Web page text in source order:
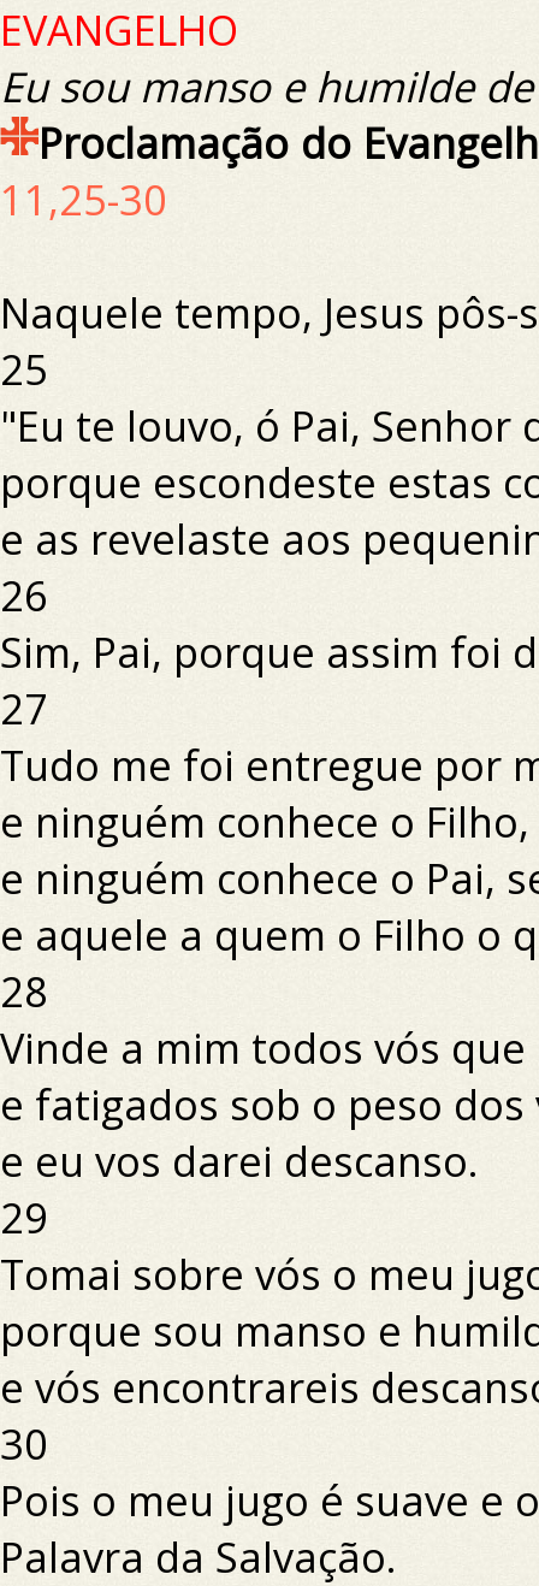
EVANGELHO
Eu sou manso e humilde
Proclamação do
11,25-30
Naquele tempo, Jesus pôs-
25
"Eu te louvo, ó Pai, Senhor
porque escondeste estas
e as revelaste aos
26
Sim, Pai, porque assim foi
27
Tudo me foi entregue por
e ninguém conhece o
e ninguém conhece o Pai,
e aquele a quem o Filho o
28
Vinde a mim todos vós
e fatigados sob o peso
e eu vos darei descanso.
29
Tomai sobre vós o meu
porque sou manso e
e vós encontrareis
30
Pois o meu jugo é suave e
Palavra da Salvação.